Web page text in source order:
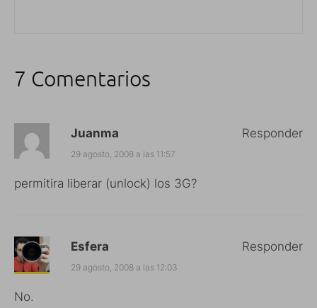
7 Comentarios
Juanma
29 agosto, 2008 a las 11:57
permitira liberar (unlock) los 3G?
Responder
Esfera
29 agosto, 2008 a las 12:03
No.
Responder